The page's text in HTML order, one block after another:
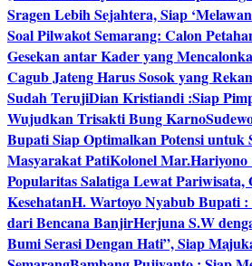
Sragen Lebih Sejahtera, Siap
Soal Pilwakot Semarang: Calon
Gesekan antar Kader yang
Cagub Jateng Harus Sosok yang
Sudah TerujiDian Kristiandi :Siap
Wujudkan Trisakti Bung Karno
Bupati Siap Optimalkan Potensi untuk
Masyarakat PatiKolonel
Popularitas Salatiga Lewat Pariwisata,
KesehatanH. Wartoyo Nyabub Bupati
dari Bencana BanjirHerjuna S.W
Bumi Serasi Dengan Hati”, Siap